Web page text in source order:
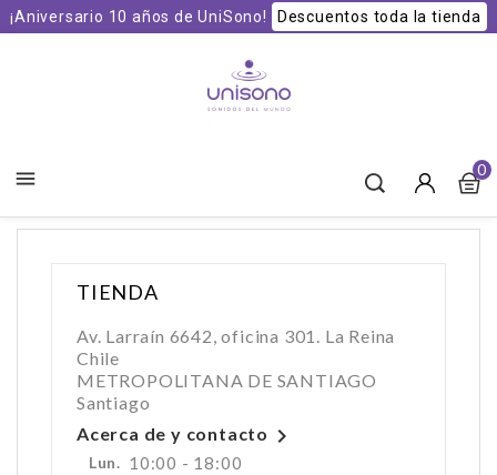
¡Aniversario 10 años de UniSono! Descuentos toda la tienda
 0
TIENDA
Av. Larraín 6642, oficina 301. La Reina
Chile
METROPOLITANA DE SANTIAGO
Santiago
Acerca de y contacto 
Lun. 10:00 - 18:00